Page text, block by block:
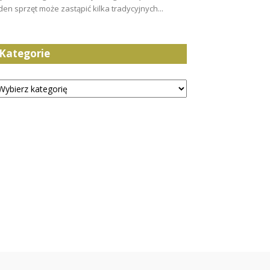
sprzęt może zastąpić kilka tradycyjnych...
Kategorie